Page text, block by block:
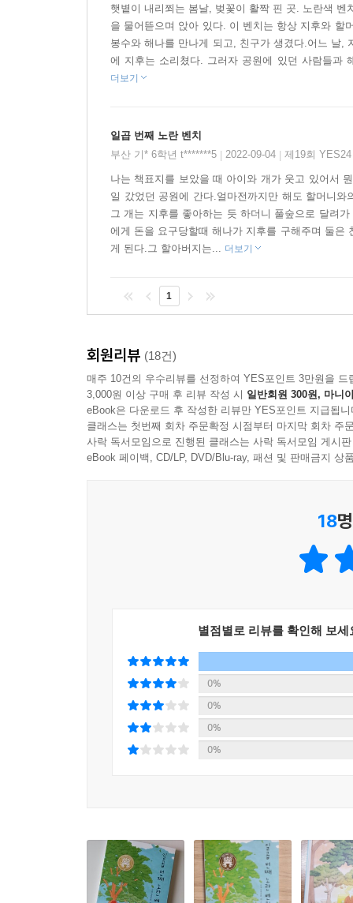
--p.105
다들 그 모습을 보고는 고개를 절레절레 흔들며
‘나는 어떤 사람들과 이어져 있을까?’, ‘나를 통
이어져 있다는 것을 알게 됩니다. 그 수많은 사
옴을 느낍니다. 그 사람들의 존재만으로도 따스
중에서
마음속에 무거운 짐을 인 듯 ‘봉수가 쉬리면 어
위태롭게 흔들린다. 마침내 지후는 험상궂은
용감하게 지켜 낸다. 공원을 산책하던 익숙하지
작가가 실제로 맞닥뜨린 여러 사람의 목소리가
저마다 자신만의 이야기를 안고 사는 고유한 인물
작품 속에 주변 인물로 등장하는 어른들의 모습
건네받고도 고맙단 인사 한마디 없이 휙 지나간
이야기를 현실적으로 다가오게 한다. 이후에 검정
따른 것이거나 간직한 사연에 따라 다르게 나타날
내가 모르는 수많은 이들과 연결되어 있다는 한
열병을 치르고 난 뒤, 공원과 벤치를 매개로 이어
아픔을 꿋꿋이 지나온 지후 앞에는 이전과는 또
크나큰 힘은 변치 않고 남아 있을 것이다.
햇볕이 내리쬐는 봄날, 벚꽃이 활짝 핀 곳. 노란색
을 물어뜯으며 앉아 있다. 이 벤치는 항상 지후와 할
봉수와 해나를 만나게 되고, 친구가 생겼다.어느 날,
에 지후는 소리쳤다. 그러자 공원에 있던 사람들과
더보기
일곱 번째 노란 벤치
부산 기* 6학년 t*******5
2022-09-04 제19회
나는 책표지를 보았을 때 아이와 개가 웃고 있어서
일 갔었던 공원에 간다.얼마전까지만 해도 할머니
그 개는 지후를 좋아하는 듯 하더니 풀숲으로 달려
에게 돈을 요구당할때 해나가 지후를 구해주며 둘은
게 된다.그 할아버지는... 더보기
1
회원리뷰 (18건)
매주 10건의 우수리뷰를 선정하여 YES포인트 3만원을 드
3,000원 이상 구매 후 리뷰 작성 시 일반회원 300원, 마니
eBook은 다운로드 후 작성한 리뷰만 YES포인트 지급됩니
클래스는 첫번째 회차 주문확정 시점부터 마지막 회차 주
사락 독서모임으로 진행된 클래스는 사락 독서모임 게시
eBook 페이백, CD/LP, DVD/Blu-ray, 패션 및 판매금지 상
18
별점별로 리뷰를 확인해 보세
0%
0%
0%
0%